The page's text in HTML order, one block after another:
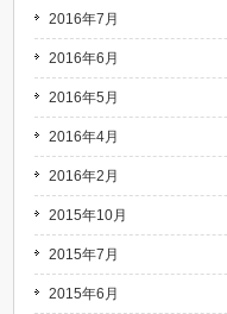
2016年7月
2016年6月
2016年5月
2016年4月
2016年2月
2015年10月
2015年7月
2015年6月